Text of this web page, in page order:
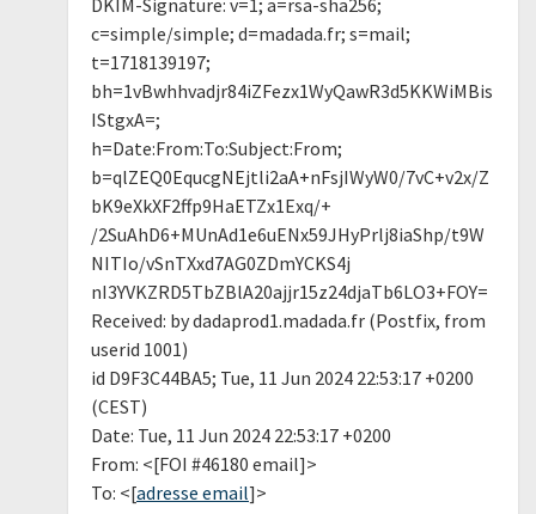
c=simple/simple; d=madada.fr; s=mail;
t=1718139197;
bh=1vBwhhvadjr84iZFezx1WyQawR3d5KKWiMBis
IStgxA=;
h=Date:From:To:Subject:From;
b=qlZEQ0EqucgNEjtli2aA+nFsjIWyW0/7vC+v2x/Z
bK9eXkXF2ffp9HaETZx1Exq/+
/2SuAhD6+MUnAd1e6uENx59JHyPrlj8iaShp/t9W
NITIo/vSnTXxd7AG0ZDmYCKS4j
nI3YVKZRD5TbZBlA20ajjr15z24djaTb6LO3+FOY=
Received: by dadaprod1.madada.fr (Postfix, from
userid 1001)
id D9F3C44BA5; Tue, 11 Jun 2024 22:53:17 +0200
(CEST)
Date: Tue, 11 Jun 2024 22:53:17 +0200
From: <[FOI #46180 email]>
To: <[adresse email]>